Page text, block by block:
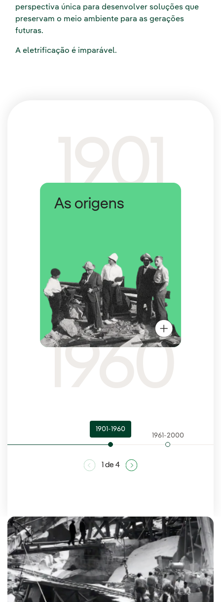
perspectiva única para desenvolver soluções que
preservam o meio ambiente para as gerações
futuras.
A eletrificação é imparável.
1901
1960
As origens
1901-1960
1961-2000